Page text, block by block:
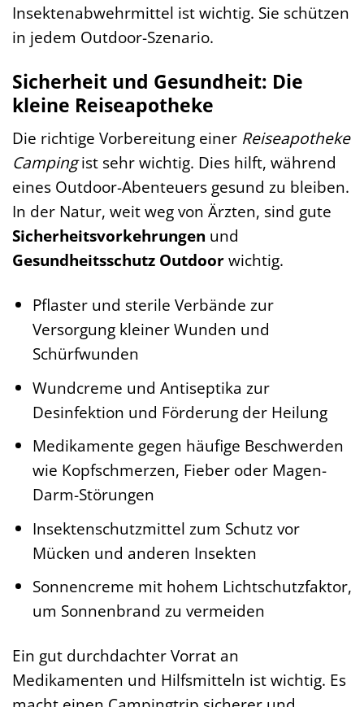
Insektenabwehrmittel ist wichtig. Sie schützen
in jedem Outdoor-Szenario.
Sicherheit und Gesundheit: Die
kleine Reiseapotheke
Die richtige Vorbereitung einer Reiseapotheke
Campingist sehr wichtig. Dies hilft, während
eines Outdoor-Abenteuers gesund zu bleiben.
In der Natur, weit weg von Ärzten, sind gute
Sicherheitsvorkehrungen und
Gesundheitsschutz Outdoorwichtig.
Pflaster und sterile Verbände zur
Versorgung kleiner Wunden und
Schürfwunden
Wundcreme und Antiseptika zur
Desinfektion und Förderung der Heilung
Medikamente gegen häufige Beschwerden
wie Kopfschmerzen, Fieber oder Magen-
Darm-Störungen
Insektenschutzmittel zum Schutz vor
Mücken und anderen Insekten
Sonnencreme mit hohem Lichtschutzfaktor,
um Sonnenbrand zu vermeiden
Ein gut durchdachter Vorrat an
Medikamenten und Hilfsmitteln ist wichtig. Es